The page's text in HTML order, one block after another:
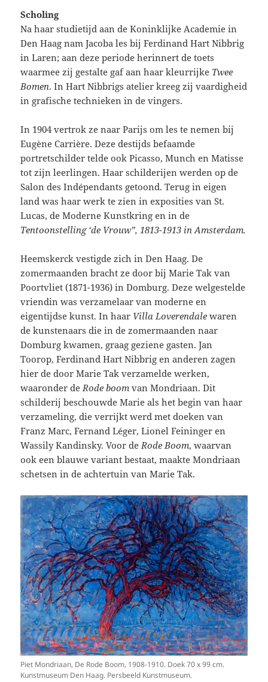
Scholing
Na haar studietijd aan de Koninklijke Academie in
Den Haag nam Jacoba les bij Ferdinand Hart Nibbrig
in Laren; aan deze periode herinnert de toets
waarmee zij gestalte gaf aan haar kleurrijke Twee
Bomen. In Hart Nibbrigs atelier kreeg zij vaardigheid
in grafische technieken in de vingers.
In 1904 vertrok ze naar Parijs om les te nemen bij
Eugène Carrière. Deze destijds befaamde
portretschilder telde ook Picasso, Munch en Matisse
tot zijn leerlingen. Haar schilderijen werden op de
Salon des Indépendants getoond. Terug in eigen
land was haar werk te zien in exposities van St.
Lucas, de Moderne Kunstkring en in de
Tentoonstelling ‘de Vrouw”, 1813-1913 in Amsterdam.
Heemskerck vestigde zich in Den Haag. De
zomermaanden bracht ze door bij Marie Tak van
Poortvliet (1871-1936) in Domburg. Deze welgestelde
vriendin was verzamelaar van moderne en
eigentijdse kunst. In haar Villa Loverendale waren
de kunstenaars die in de zomermaanden naar
Domburg kwamen, graag geziene gasten. Jan
Toorop, Ferdinand Hart Nibbrig en anderen zagen
hier de door Marie Tak verzamelde werken,
waaronder de Rode boom van Mondriaan. Dit
schilderij beschouwde Marie als het begin van haar
verzameling, die verrijkt werd met doeken van
Franz Marc, Fernand Léger, Lionel Feininger en
Wassily Kandinsky. Voor de Rode Boom, waarvan
ook een blauwe variant bestaat, maakte Mondriaan
schetsen in de achtertuin van Marie Tak.
Piet Mondriaan, De Rode Boom, 1908-1910. Doek 70 x 99 cm.
Kunstmuseum Den Haag. Persbeeld Kunstmuseum.